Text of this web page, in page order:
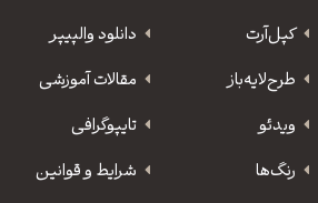
کپل‌آرت دانلود‌ والپیپر
طرح‌لایه‌باز
مقالات آموزشی
ویدئو
‌تایپوگرافی
رنگ‌ها
شرایط و قوانین